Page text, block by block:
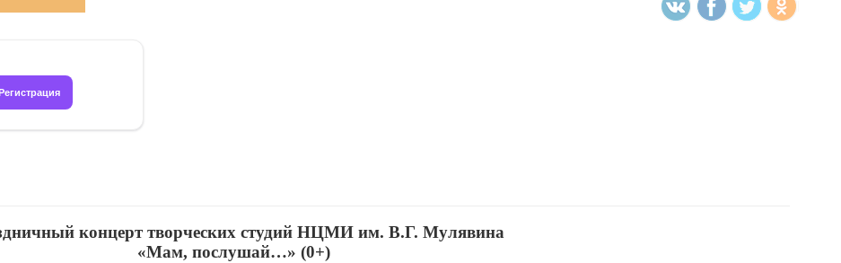
концерт творческих студий НЦМИ им. В.Г. Мулявина
«Мам, послушай…» (0+)